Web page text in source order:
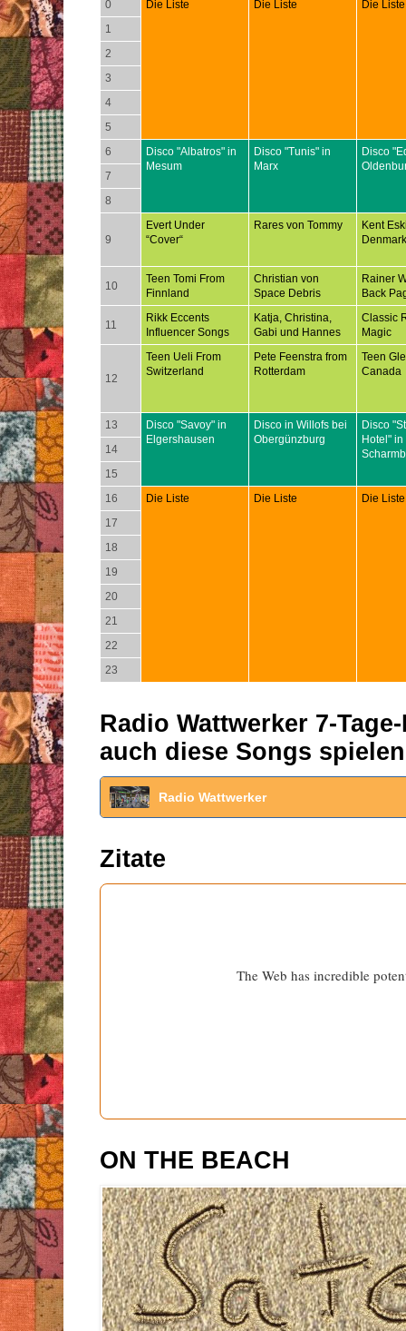
0 Die Liste Die Liste
Die Liste
1
2
3
4
5
6
Disco "Albatros" in
Mesum
Disco "Tunis" in
Marx
Disco
7
8
9
Evert Under
“Cover“
Rares von Tommy
Kent
Denmark
10
Teen Tomi From
Finnland
Christian von
Space Debris
Rainer
Back
11
Rikk Eccents
Influencer Songs
Katja, Christina,
Gabi und Hannes
Classic
Magic
12
Teen Ueli From
Switzerland
Pete Feenstra from
Rotterdam
Teen
Canada
13
Disco "Savoy" in
Elgershausen
Disco in Willofs bei
Obergünzburg
Disco
Hotel"
14
15
16
Die Liste Die Liste
Die Liste
17
18
19
20
21
22
23
Radio Wattwerker 7-
auch diese Songs spielen
Radio Wattwerker
Zitate
The Web has incredible
ON THE BEACH